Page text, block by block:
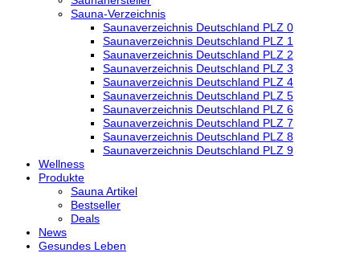
Sauna-Verzeichnis
Saunaverzeichnis Deutschland PLZ 0
Saunaverzeichnis Deutschland PLZ 1
Saunaverzeichnis Deutschland PLZ 2
Saunaverzeichnis Deutschland PLZ 3
Saunaverzeichnis Deutschland PLZ 4
Saunaverzeichnis Deutschland PLZ 5
Saunaverzeichnis Deutschland PLZ 6
Saunaverzeichnis Deutschland PLZ 7
Saunaverzeichnis Deutschland PLZ 8
Saunaverzeichnis Deutschland PLZ 9
Wellness
Produkte
Sauna Artikel
Bestseller
Deals
News
Gesundes Leben